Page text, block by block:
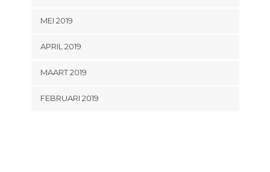
MEI 2019
APRIL 2019
MAART 2019
FEBRUARI 2019